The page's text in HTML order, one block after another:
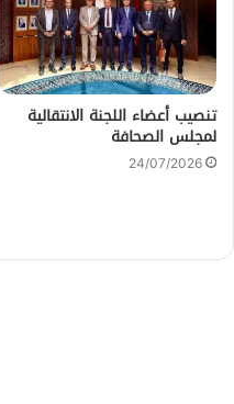
تنصيب أعضاء اللجنة الانتقالية
لمجلس الصحافة
24/07/2026